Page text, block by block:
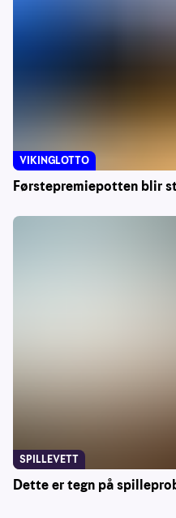
Førstepremiepotten blir
VIKINGLOTTO
Dette er tegn på
SPILLEVETT